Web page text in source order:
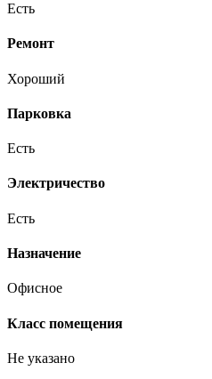
Есть
Ремонт
Хороший
Парковка
Есть
Электричество
Есть
Назначение
Офисное
Класс помещения
Не указано